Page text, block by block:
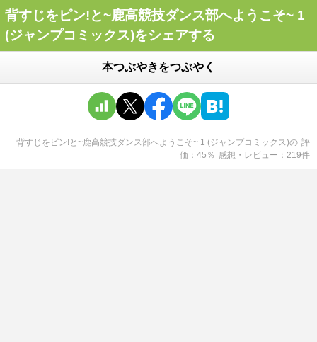
背すじをピン!と~鹿高競技ダンス部へようこそ~ 1
(ジャンプコミックス)をシェアする
本つぶやきをつぶやく
背すじをピン!と~鹿高競技ダンス部へようこそ~ 1 (ジャンプコミックス)の 評
価
45 ％ 感想・レビュー 219件